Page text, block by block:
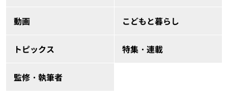
動画 こどもと暮らし
トピックス 特集・連載
監修・執筆者